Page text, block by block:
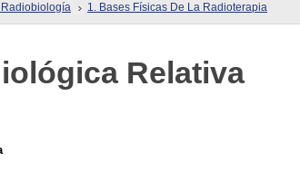
1. Bases Físicas De La Radioterapia
Relativa